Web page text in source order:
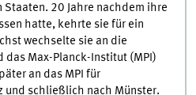
Staaten. 20 Jahre nachdem ihre
hatte, kehrte sie für ein
wechselte sie an die
Max-Planck-Institut (MPI)
an das MPI für
und schließlich nach Münster.